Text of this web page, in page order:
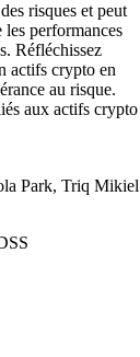
risques et peut
performances
Réfléchissez
actifs crypto en
au risque.
aux actifs crypto
Park, Triq Mikiel